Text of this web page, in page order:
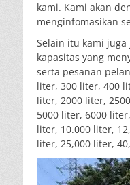
kami. Kami akan
menginfomasikan
Selain itu kami
kapasitas yang
serta pesanan
liter, 300 liter, 400
liter, 2000 liter,
5000 liter, 6000
liter, 10.000 liter,
liter, 25,000 liter,